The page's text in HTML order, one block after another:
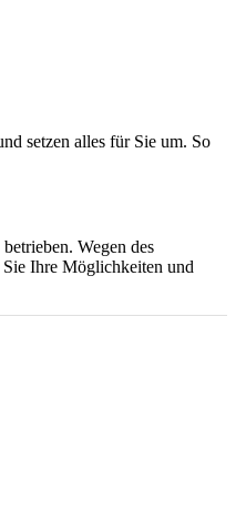
setzen alles für Sie um. So
Wegen des
Ihre Möglichkeiten und